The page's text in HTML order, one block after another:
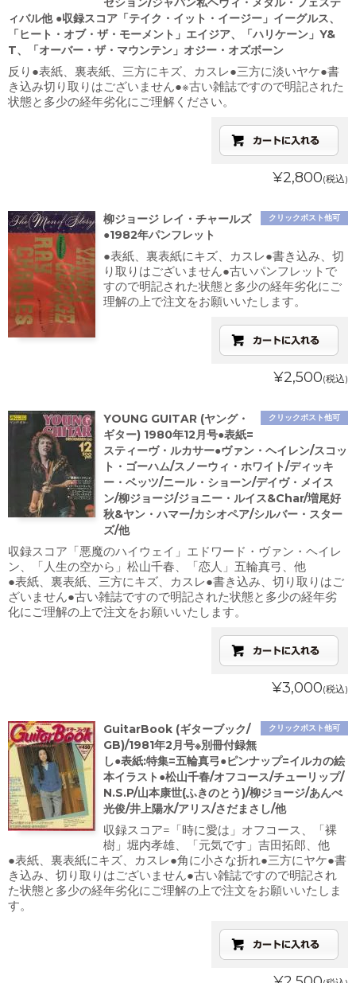
ィバル他 ●収録スコア「テイク・イット・イージー」イーグルス、
「ヒート・オブ・ザ・モーメント」エイジア、「ハリケーン」Y&
T、「オーバー・ザ・マウンテン」オジー・オズボーン
反り●表紙、裏表紙、三方にキズ、カスレ●三方に淡いヤケ●書
き込み切り取りはございません●※古い雑誌ですので明記された
状態と多少の経年劣化にご理解ください。
¥2,800(税込)
クリックポスト他可
柳ジョージ レイ・チャールズ
●1982年パンフレット
●表紙、裏表紙にキズ、カスレ●書き込み、切
り取りはございません●古いパンフレットで
すので明記された状態と多少の経年劣化にご
理解の上で注文をお願いいたします。
¥2,500(税込)
クリックポスト他可
YOUNG GUITAR (ヤング・
ギター) 1980年12月号●表紙=
スティーヴ・ルカサー●ヴァン・ヘイレン/スコッ
ト・ゴーハム/スノーウィ・ホワイト/ディッキ
ー・ベッツ/ニール・ショーン/デイヴ・メイス
ン/柳ジョージ/ジョニー・ルイス&Char/増尾好
秋&ヤン・ハマー/カシオペア/シルバー・スター
ズ/他
収録スコア「悪魔のハイウェイ」エドワード・ヴァン・ヘイレ
ン、「人生の空から」松山千春、「恋人」五輪真弓、他
●表紙、裏表紙、三方にキズ、カスレ●書き込み、切り取りはご
ざいません●古い雑誌ですので明記された状態と多少の経年劣
化にご理解の上で注文をお願いいたします。
¥3,000(税込)
クリックポスト他可
GuitarBook (ギターブック/
GB)/1981年2月号※別冊付録無
し●表紙:特集=五輪真弓●ピンナップ=イルカの絵
本イラスト●松山千春/オフコース/チューリップ/
N.S.P/山本康世(ふきのとう)/柳ジョージ/あんべ
光俊/井上陽水/アリス/さだまさし/他
収録スコア=「時に愛は」オフコース、「裸
樹」堀内孝雄、「元気です」吉田拓郎、他
●表紙、裏表紙にキズ、カスレ●角に小さな折れ●三方にヤケ●書
き込み、切り取りはございません●古い雑誌ですので明記され
た状態と多少の経年劣化にご理解の上で注文をお願いいたしま
す。